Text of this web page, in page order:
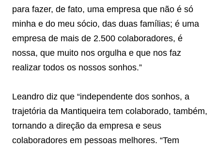
para fazer, de fato, uma empresa que não é só
minha e do meu sócio, das duas famílias; é uma
empresa de mais de 2.500 colaboradores, é
nossa, que muito nos orgulha e que nos faz
realizar todos os nossos sonhos.”
Leandro diz que “independente dos sonhos, a
trajetória da Mantiqueira tem colaborado, também,
tornando a direção da empresa e seus
colaboradores em pessoas melhores. “Tem